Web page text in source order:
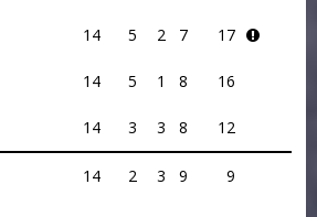
14 5 2 7 17
14 5 1 8 16
14 3 3 8 12
14 2 3 9 9